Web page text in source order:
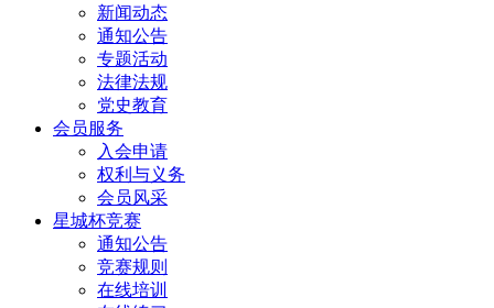
新闻动态
通知公告
专题活动
法律法规
党史教育
会员服务
入会申请
权利与义务
会员风采
星城杯竞赛
通知公告
竞赛规则
在线培训